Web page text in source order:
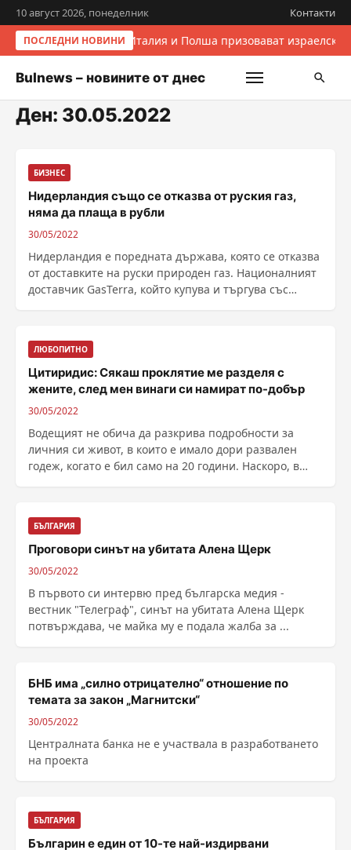
10 август 2026, понеделник Контакти
ПОСЛЕДНИ НОВИНИ Италия и Полша призовават
Bulnews – новините от днес
Ден: 30.05.2022
БИЗНЕС
Нидерландия също се отказва от руския газ,
няма да плаща в рубли
30/05/2022
Нидерландия е поредната държава, която се отказва
от доставките на руски природен газ. Националният
доставчик GasTerra, който купува и търгува със
ЛЮБОПИТНО
Цитиридис: Сякаш проклятие ме разделя с
жените, след мен винаги си намират по-добър
30/05/2022
Водещият не обича да разкрива подробности за
личния си живот, в които е имало дори развален
годеж, когато е бил само на 20 години. Наскоро, в
БЪЛГАРИЯ
Проговори синът на убитата Алена Щерк
30/05/2022
В първото си интервю пред българска медия -
вестник "Телеграф", синът на убитата Алена Щерк
потвърждава, че майка му е подала жалба за ...
БНБ има „силно отрицателно“ отношение по
темата за закон „Магнитски“
30/05/2022
Централната банка не е участвала в разработването
на проекта
БЪЛГАРИЯ
Българин е един от 10-те най-издирвани